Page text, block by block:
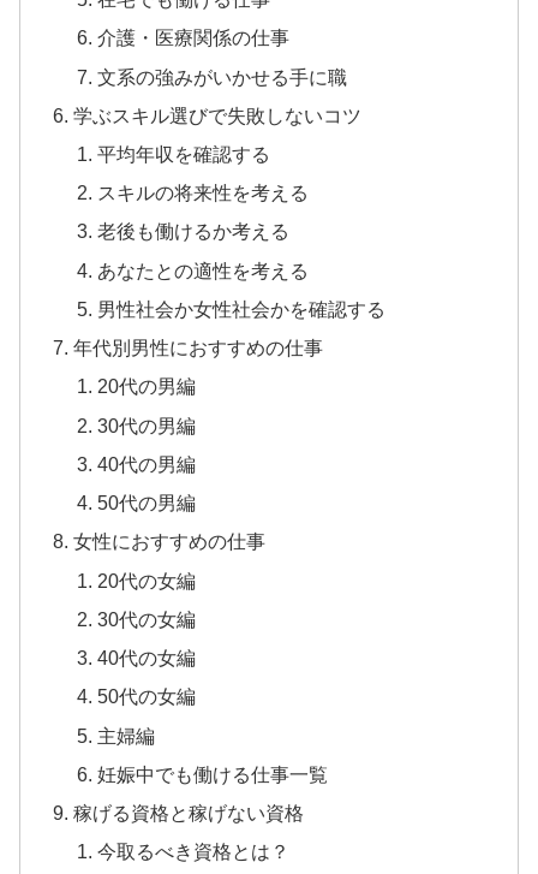
介護・医療関係の仕事
文系の強みがいかせる手に職
学ぶスキル選びで失敗しないコツ
平均年収を確認する
スキルの将来性を考える
老後も働けるか考える
あなたとの適性を考える
男性社会か女性社会かを確認する
年代別男性におすすめの仕事
20代の男編
30代の男編
40代の男編
50代の男編
女性におすすめの仕事
20代の女編
30代の女編
40代の女編
50代の女編
主婦編
妊娠中でも働ける仕事一覧
稼げる資格と稼げない資格
今取るべき資格とは？